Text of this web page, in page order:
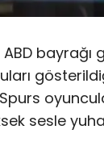
sesle